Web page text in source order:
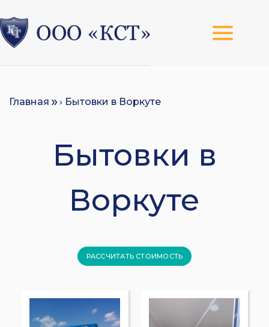
Главная › Бытовки в Воркуте
Бытовки в
Воркуте
РАССЧИТАТЬ СТОИМОСТЬ